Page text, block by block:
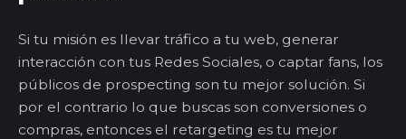
Si tu misión es llevar tráfico a tu web, generar
interacción con tus Redes Sociales, o captar fans, los
públicos de prospecting son tu mejor solución. Si
por el contrario lo que buscas son conversiones o
compras, entonces el retargeting es tu mejor